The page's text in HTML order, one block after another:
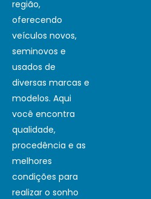
região,
oferecendo
veículos novos,
seminovos e
usados de
diversas marcas e
modelos. Aqui
você encontra
qualidade,
procedência e as
melhores
condições para
realizar o sonho